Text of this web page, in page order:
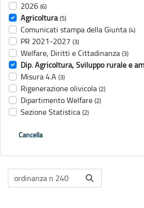
2026 (6)
Agricoltura (5)
Comunicati stampa della Giunta (4)
PR 2021-2027 (3)
Welfare, Diritti e Cittadinanza (3)
Dip. Agricoltura, Sviluppo rurale e
Misura 4.A (3)
Rigenerazione olivicola (2)
Dipartimento Welfare (2)
Sezione Statistica (2)
Cancella